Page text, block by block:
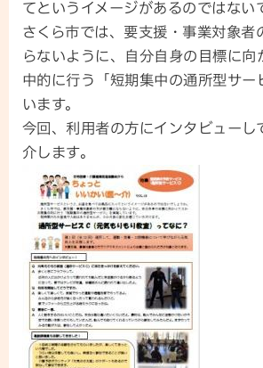
てというイメージがあるのではない
さくら市では、要支援・事業対象者
らないように、自分自身の目標に向
中的に行う「短期集中の通所型サー
います。
今回、利用者の方にインタビューし
介します。